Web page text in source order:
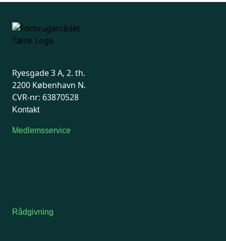
Ryesgade 3 A, 2. th.
2200 København N.
CVR-nr: 63870528
Kontakt
Medlemsservice
Rådgivning